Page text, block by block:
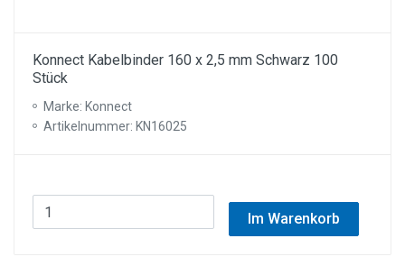
Konnect Kabelbinder 160 x 2,5 mm Schwarz 100
Stück
Marke: Konnect
Artikelnummer: KN16025
Im Warenkorb